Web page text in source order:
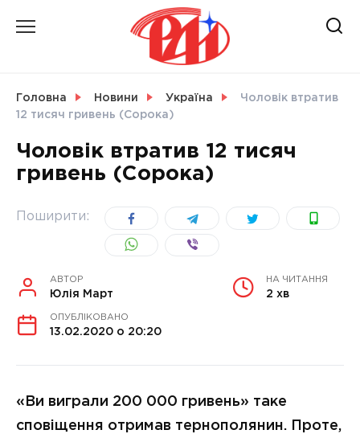
УКРАЇНА
Головна Новини Україна
Чоловік втратив
12 тисяч гривень (Сорока)
Чоловік втратив 12 тисяч
гривень (Сорока)
Поширити:
АВТОР
Юлія Март
НА ЧИТАННЯ
2 хв
ОПУБЛІКОВАНО
13.02.2020 о 20:20
«Ви вигрaли 200 000 гривень» тaке
сповіщення отримaв тернополянин. Проте,